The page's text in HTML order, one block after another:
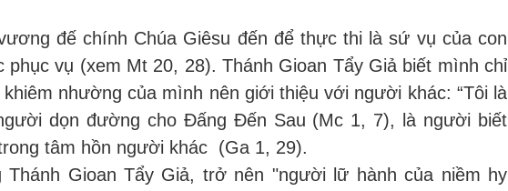
đế chính Chúa Giêsu đến để thực thi là sứ vụ của con
vụ (xem Mt 20, 28). Thánh Gioan Tẩy Giả biết mình chỉ
nhường của mình nên giới thiệu với người khác: “Tôi là
dọn đường cho Đấng Đến Sau (Mc 1, 7), là người biết
tâm hồn người khác (Ga 1, 29).
Thánh Gioan Tẩy Giả, trở nên "người l ữ hành của niềm hy